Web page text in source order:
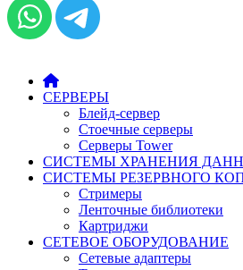
СЕРВЕРЫ
Блейд-сервер
Стоечные серверы
Серверы Tower
СИСТЕМЫ ХРАНЕНИЯ
СИСТЕМЫ РЕЗЕРВНОГО
Стримеры
Ленточные библиотеки
Картриджи
СЕТЕВОЕ ОБОРУДОВАНИЕ
Сетевые адаптеры